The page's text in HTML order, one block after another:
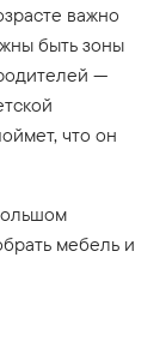
важно
быть зоны
—
что он
мебель и